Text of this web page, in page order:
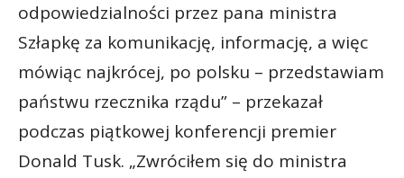
odpowiedzialności przez pana ministra
Szłapkę za komunikację, informację, a więc
mówiąc najkrócej, po polsku – przedstawiam
państwu rzecznika rządu” – przekazał
podczas piątkowej konferencji premier
Donald Tusk. „Zwróciłem się do ministra